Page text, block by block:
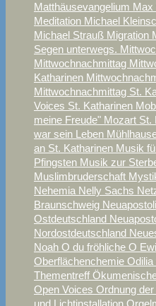
Matthäusevangelium Max
Meditation Michael
Michael Strauß Migration
Segen unterwegs.
Mittwochnachmittag
Katharinen
Mittwochnachmittag St.
Voices St. Katharinen
meine Freude" Mozart St.
war sein Leben
an St. Katharinen Musik
Pfingsten Musik zur
Muslimbruderschaft
Nehemia Nelly Sachs
Braunschweig
Ostdeutschland
Nordostdeutschland
Noah O du fröhliche O
Oberflächenchemie Odilia
Thementreff
Open Voices Ordnung